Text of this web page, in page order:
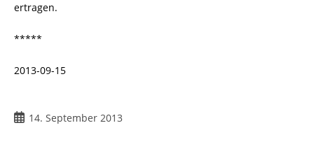
ertragen.
*****
2013-09-15
Beitrag14. September 2013